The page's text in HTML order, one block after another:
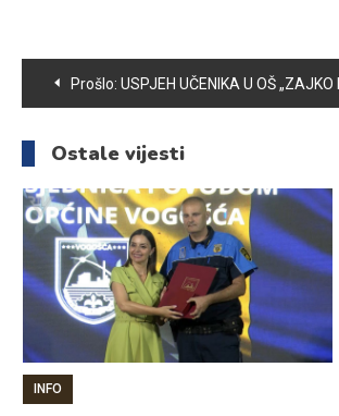
Navigacija
članaka
Prošlo: USPJEH UČENIKA U OŠ „ZAJKO DELIĆ“ NA KRAJU
Ostale vijesti
INFO